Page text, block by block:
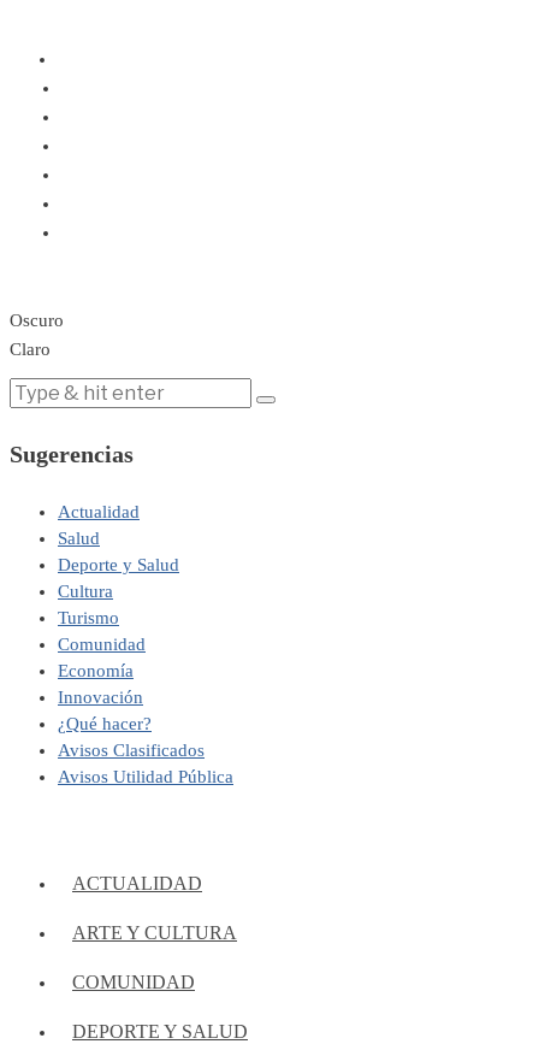
Oscuro
Claro
Sugerencias
Actualidad
Salud
Deporte y Salud
Cultura
Turismo
Comunidad
Economía
Innovación
¿Qué hacer?
Avisos Clasificados
Avisos Utilidad Pública
ACTUALIDAD
ARTE Y CULTURA
COMUNIDAD
DEPORTE Y SALUD